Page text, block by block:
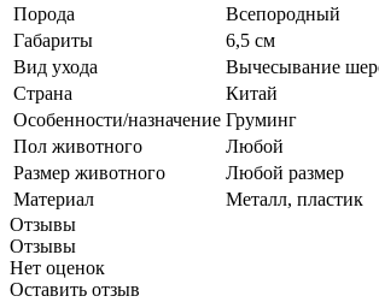
Порода
Всепородный
Габариты
6,5 см
Вид ухода
Вычесывание
Страна
Китай
Особенности/назначение Груминг
Пол животного
Любой
Размер животного
Любой размер
Материал
Металл, пластик
Отзывы
Отзывы
Нет оценок
Оставить отзыв